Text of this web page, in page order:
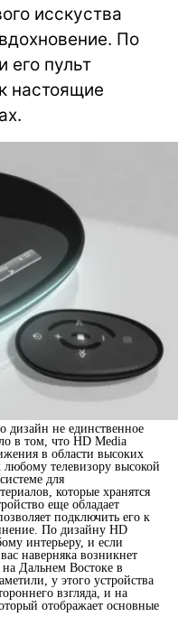
исскуства
По
его пульт
настоящие
дизайн не единственное
в том, что HD Media
в области высоких
телевизору высокой
для
которые хранятся
еще обладает
подключить его к
По дизайну HD
интерьеру, и если
наверняка возникнет
Дальнем Востоке в
у этого устройства
взгляда, и на
отображает основные